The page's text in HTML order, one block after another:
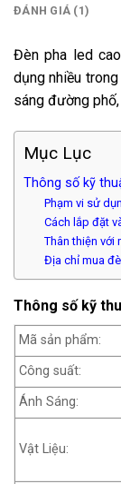
ĐÁNH GIÁ (1)
Đèn pha led
dụng nhiều
sáng đường
Mục Lục
Thông số kỹ
Phạm vi sử
Cách lắp đặt
Thân thiện với
Địa chỉ mua
Thông số kỹ
Mã sản phẩm:
Công suất:
Ánh Sáng:
Vật Liệu: